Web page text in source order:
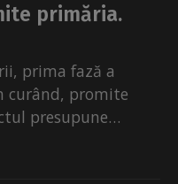
primăria.
prima fază a
curând, promite
presupune